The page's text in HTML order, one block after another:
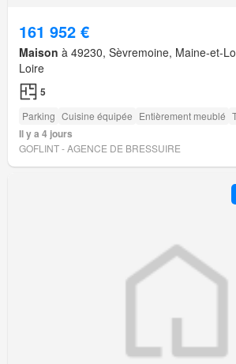
161 952 €
Maison à 49230, Sèvremoine, Maine-et-
Loire
5
Parking Cuisine équipée Entièrement meublé
Il y a 4 jours
GOFLINT - AGENCE DE BRESSUIRE